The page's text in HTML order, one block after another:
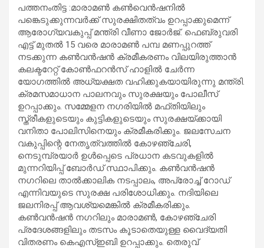
പത്തനംതിട്ട :മാരാമണ്‍ കൺവെൻഷനിൽ
പങ്കെടുക്കുന്നവര്‍ക്ക് സുരക്ഷിതത്വം ഉറപ്പാക്കുമെന്ന്
ആരോഗ്യവകുപ്പ് മന്ത്രി വീണാ ജോര്‍ജ്. ഫെബ്രുവരി
എട്ട് മുതല്‍ 15 വരെ മാരാമണ്‍ പമ്പ മണപ്പുറത്ത്
നടക്കുന്ന കണ്‍വന്‍ഷന്‍ ക്രമീകരണം വിലയിരുത്താന്‍
കലക്ടറേറ്റ് കോണ്‍ഫറന്‍സ് ഹാളില്‍ ചേര്‍ന്ന
യോഗത്തില്‍ അധ്യക്ഷത വഹിക്കുകയായിരുന്നു മന്ത്രി.
ക്രമസമാധാന പാലനവും സുരക്ഷയും പോലീസ്
ഉറപ്പാക്കും. സമ്മേളന നഗരിയില്‍ മഫ്തിയിലും
സ്ത്രീകളുടെയും കുട്ടികളുടെയും സുരക്ഷയ്ക്കായി
വനിതാ പോലിസിനെയും ക്രമീകരിക്കും. ജലസേചന
വകുപ്പിന്റെ നേതൃത്വത്തില്‍ കോഴഞ്ചേരി,
നെടുമ്പ്രയാര്‍ ഉള്‍പ്പെടെ പ്രധാന കടവുകളില്‍
മുന്നറിയിപ്പ് ബോര്‍ഡ് സ്ഥാപിക്കും. കണ്‍വന്‍ഷന്‍
നഗറിലെ താല്‍ക്കാലിക നടപ്പാലം, അപ്രോച്ച് റോഡ്
എന്നിവയുടെ സുരക്ഷ പരിശോധിക്കും. നദിയിലെ
ജലനിരപ്പ് ആവശ്യമെങ്കില്‍ ക്രമീകരിക്കും.
കണ്‍വന്‍ഷന്‍ നഗറിലും മാരാമണ്‍, കോഴഞ്ചേരി
പ്രദേശങ്ങളിലും തടസം കൂടാതെയുള്ള വൈദ്യതി
വിതരണം കെഎസ്ഇബി ഉറപ്പാക്കും. തെരുവ്